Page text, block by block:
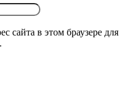
сайта в этом браузере для